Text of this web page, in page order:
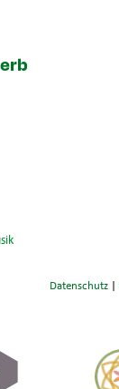
Datenschutz|